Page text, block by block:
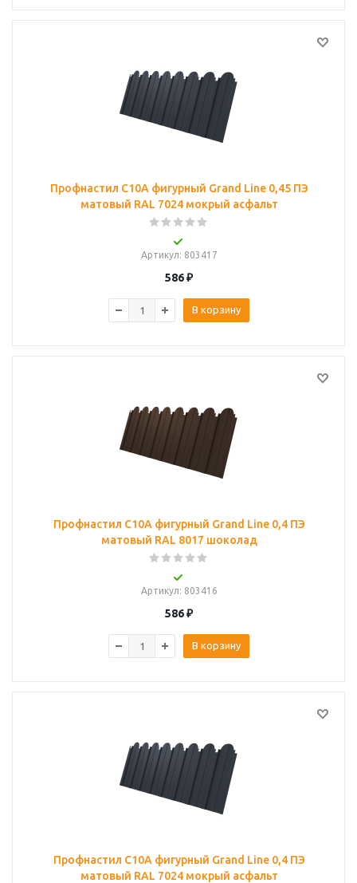
Профнастил C10A фигурный Grand Line 0,45 ПЭ
матовый RAL 7024 мокрый асфальт
Артикул: 803417
586₽
В корзину
Профнастил C10A фигурный Grand Line 0,4 ПЭ
матовый RAL 8017 шоколад
Артикул: 803416
586₽
В корзину
Профнастил C10A фигурный Grand Line 0,4 ПЭ
матовый RAL 7024 мокрый асфальт